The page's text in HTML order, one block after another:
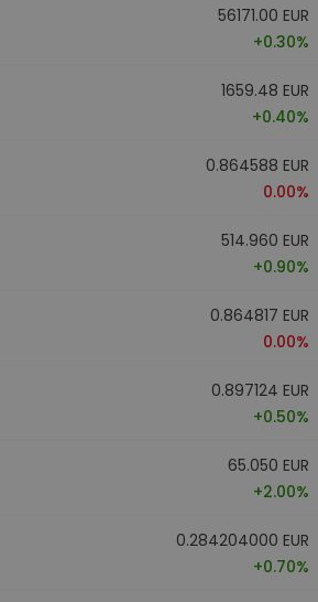
56171.00 EUR
+0.30%
1659.48 EUR
+0.40%
0.864588 EUR
0.00%
514.960 EUR
+0.90%
0.864817 EUR
0.00%
0.897124 EUR
+0.50%
65.050 EUR
+2.00%
0.284204000 EUR
+0.70%